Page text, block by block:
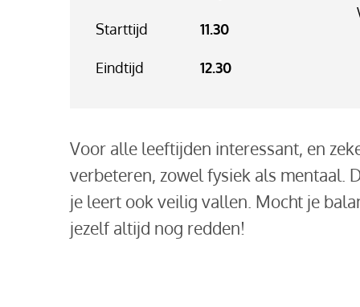
Starttijd 11.30
Eindtijd 12.30
Voor alle leeftijden interessant, en
verbeteren, zowel fysiek als mentaal.
je leert ook veilig vallen. Mocht je
jezelf altijd nog redden!